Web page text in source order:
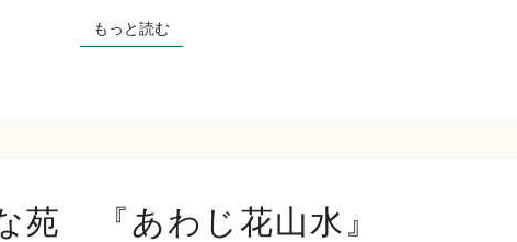
じ
さ
もっと読むもっと読む
ち
苑 『あわじ花山水』